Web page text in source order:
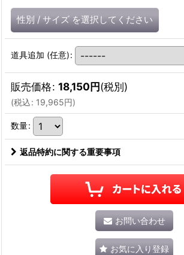
性別 / サイズ を選択してください
道具追加 (任意):
販売価格: 18,150円(税別)
(税込: 19,965円)
数量:
返品特約に関する重要事項
お問い合わせ
お気に入り登録